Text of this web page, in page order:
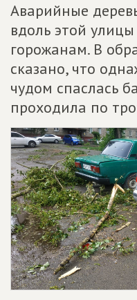
Аварийные
вдоль этой
горожанам. В
сказано, что
чудом спаслась
проходила по